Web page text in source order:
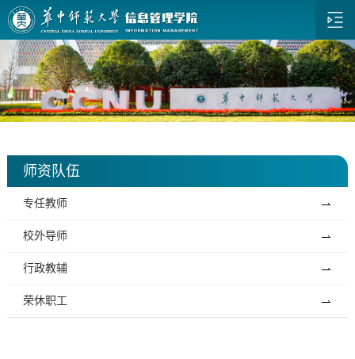
师资队伍
专任教师
校外导师
行政教辅
荣休职工